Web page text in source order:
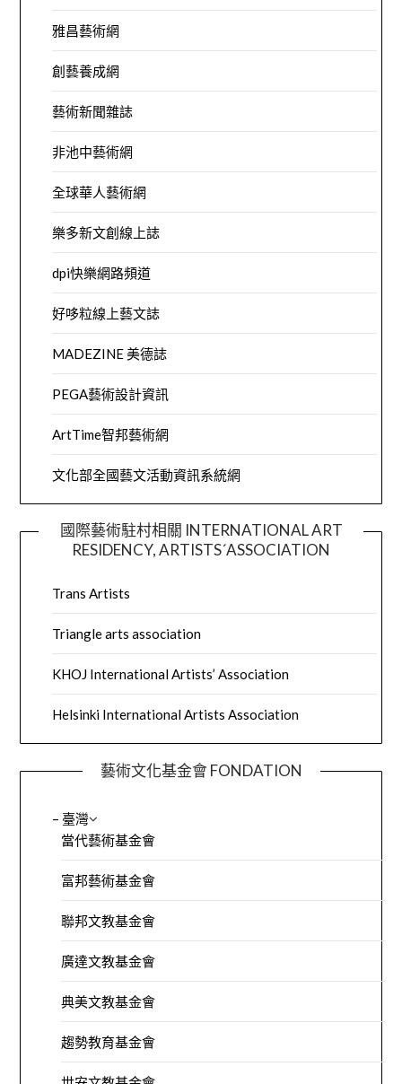
雅昌藝術網
創藝養成網
藝術新聞雜誌
非池中藝術網
全球華人藝術網
樂多新文創線上誌
dpi快樂網路頻道
好哆粒線上藝文誌
MADEZINE 美德誌
PEGA藝術設計資訊
ArtTime智邦藝術網
文化部全國藝文活動資訊系統網
國際藝術駐村相關 INTERNATIONAL ART
RESIDENCY, ARTISTS´ASSOCIATION
Trans Artists
Triangle arts association
KHOJ International Artists’ Association
Helsinki International Artists Association
藝術文化基金會 FONDATION
– 臺灣
當代藝術基金會
富邦藝術基金會
聯邦文教基金會
廣達文教基金會
典美文教基金會
趨勢教育基金會